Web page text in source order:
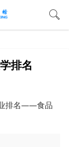
排名
排名——食品